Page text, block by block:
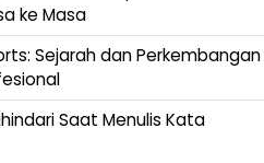
ke Masa
Sejarah dan Perkembangan
Saat Menulis Kata